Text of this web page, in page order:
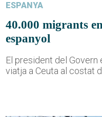
ESPANYA
40.000 migrants
espanyol
El president del Govern
viatja a Ceuta al costat